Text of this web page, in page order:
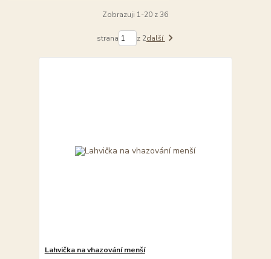
Zobrazuji 1-20 z 36
strana z 2další
Lahvička na vhazování menší